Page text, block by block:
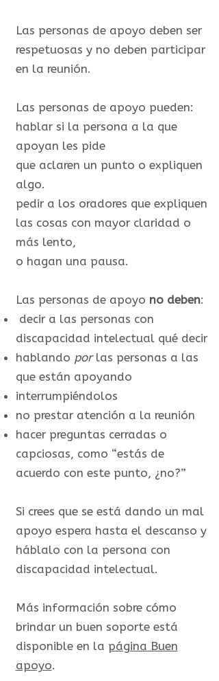
Las personas de apoyo deben ser
respetuosas y no deben participar
en la reunión.
Las personas de apoyo pueden:
hablar si la persona a la que
apoyan les pide
que aclaren un punto o expliquen
algo.
pedir a los oradores que expliquen
las cosas con mayor claridad o
más lento,
o hagan una pausa.
Las personas de apoyo no deben:
decir a las personas con
discapacidad intelectual qué decir
hablando porlas personas a las
que están apoyando
interrumpiéndolos
no prestar atención a la reunión
hacer preguntas cerradas o
capciosas, como “estás de
acuerdo con este punto, ¿no?”
Si crees que se está dando un mal
apoyo espera hasta el descanso y
háblalo con la persona con
discapacidad intelectual.
Más información sobre cómo
brindar un buen soporte está
disponible en la página Buen
apoyo.​